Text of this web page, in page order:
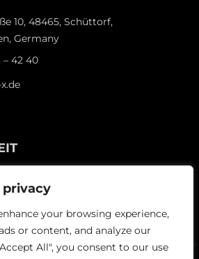
privacy
your browsing experience,
or content, and analyze our
All", you consent to our use
10, 48465, Schüttorf,
Germany
– 42 40